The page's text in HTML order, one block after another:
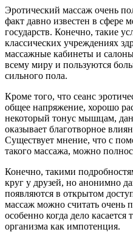
Эротический массаж очень
факт давно известен в
государств. Конечно, такие
классических учреждениях
массажные кабинеты и
всему миру и пользуются
сильного пола.
Кроме того, что сеанс
общее напряжение, хорошо
некоторый тонус мышцам,
оказывает благотворное
Существует мнение, что с
такого массажа, можно
Конечно, такими
круг у друзей, но анонимно
появляются в открытом
массаж можно считать очень
особенно когда дело
организма как импотенция.